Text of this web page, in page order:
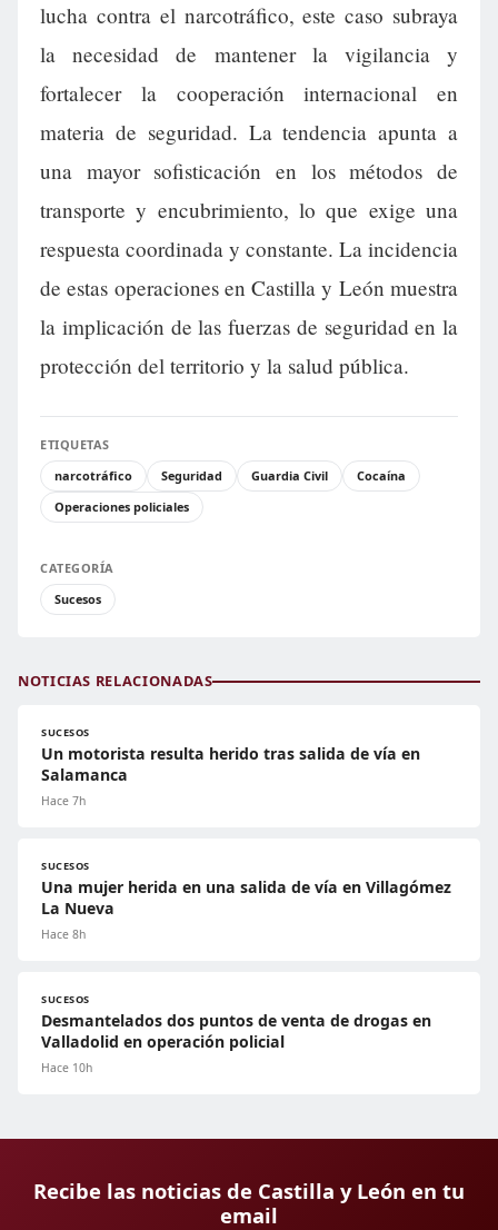
lucha contra el narcotráfico, este caso subraya
la necesidad de mantener la vigilancia y
fortalecer la cooperación internacional en
materia de seguridad. La tendencia apunta a
una mayor sofisticación en los métodos de
transporte y encubrimiento, lo que exige una
respuesta coordinada y constante. La incidencia
de estas operaciones en Castilla y León muestra
la implicación de las fuerzas de seguridad en la
protección del territorio y la salud pública.
ETIQUETAS
narcotráfico
Seguridad Guardia Civil
Cocaína
Operaciones policiales
CATEGORÍA
Sucesos
NOTICIAS RELACIONADAS
SUCESOS
Un motorista resulta herido tras salida de vía en
Salamanca
Hace 7h
SUCESOS
Una mujer herida en una salida de vía en Villagómez
La Nueva
Hace 8h
SUCESOS
Desmantelados dos puntos de venta de drogas en
Valladolid en operación policial
Hace 10h
Recibe las noticias de Castilla y León en tu
email